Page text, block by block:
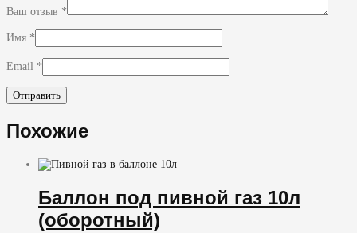
Ваш отзыв *
Имя *
Email *
Похожие
Баллон под пивной газ 10л
(оборотный)